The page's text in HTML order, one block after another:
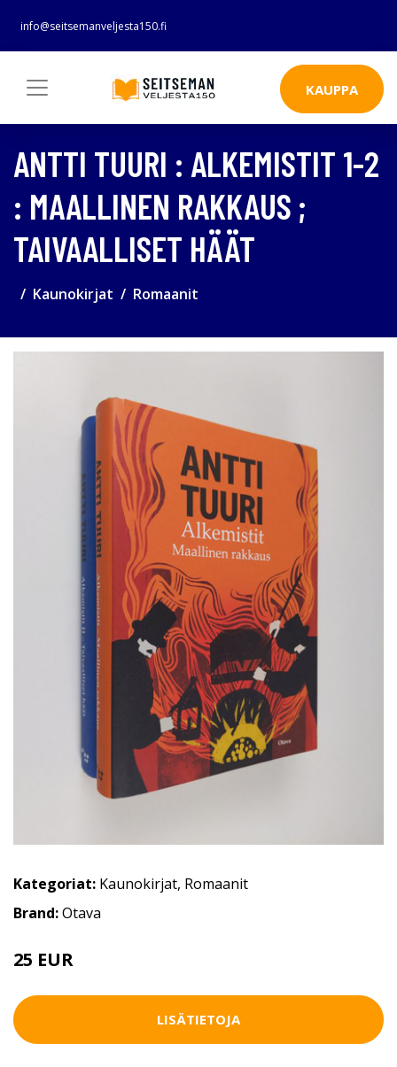
info@seitsemanveljesta150.fi
KAUPPA
ANTTI TUURI : ALKEMISTIT 1-2
: MAALLINEN RAKKAUS ;
TAIVAALLISET HÄÄT
Kaunokirjat Romaanit
Kategoriat: Kaunokirjat, Romaanit
Brand:Otava
25 EUR
LISÄTIETOJA